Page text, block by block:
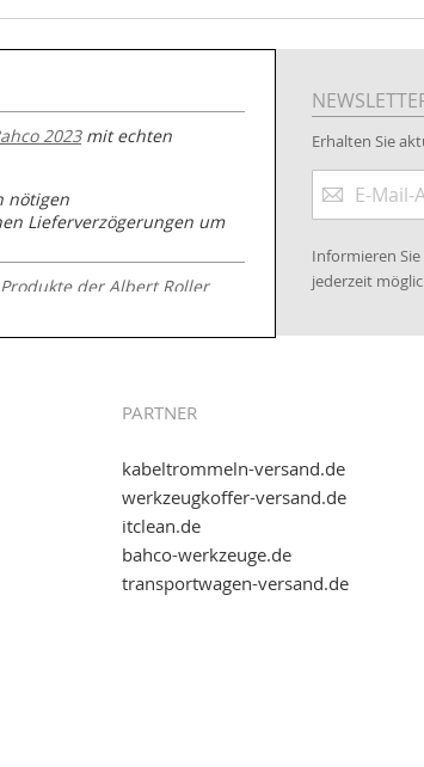
2023mit echten
nötigen
Lieferverzögerungen um
Produkte der Albert Roller
eps (PAYONE)
Erhalten Sie
zum
Informieren
jederzeit
PARTNER
kabeltrommeln-versand.de
werkzeugkoffer-versand.de
itclean.de
bahco-werkzeuge.de
transportwagen-versand.de